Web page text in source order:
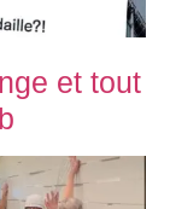
et tout